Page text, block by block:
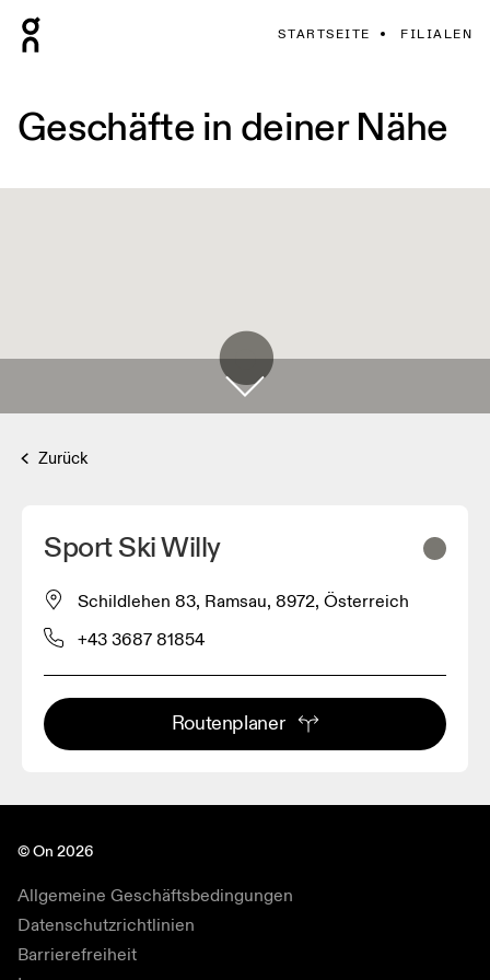
STARTSEITE FILIALEN
Geschäfte in deiner Nähe
Zurück
Sport Ski Willy
Schildlehen 83, Ramsau, 8972, Österreich
+43 3687 81854
Routenplaner
© On 2026
Allgemeine Geschäftsbedingungen
Datenschutzrichtlinien
Barrierefreiheit